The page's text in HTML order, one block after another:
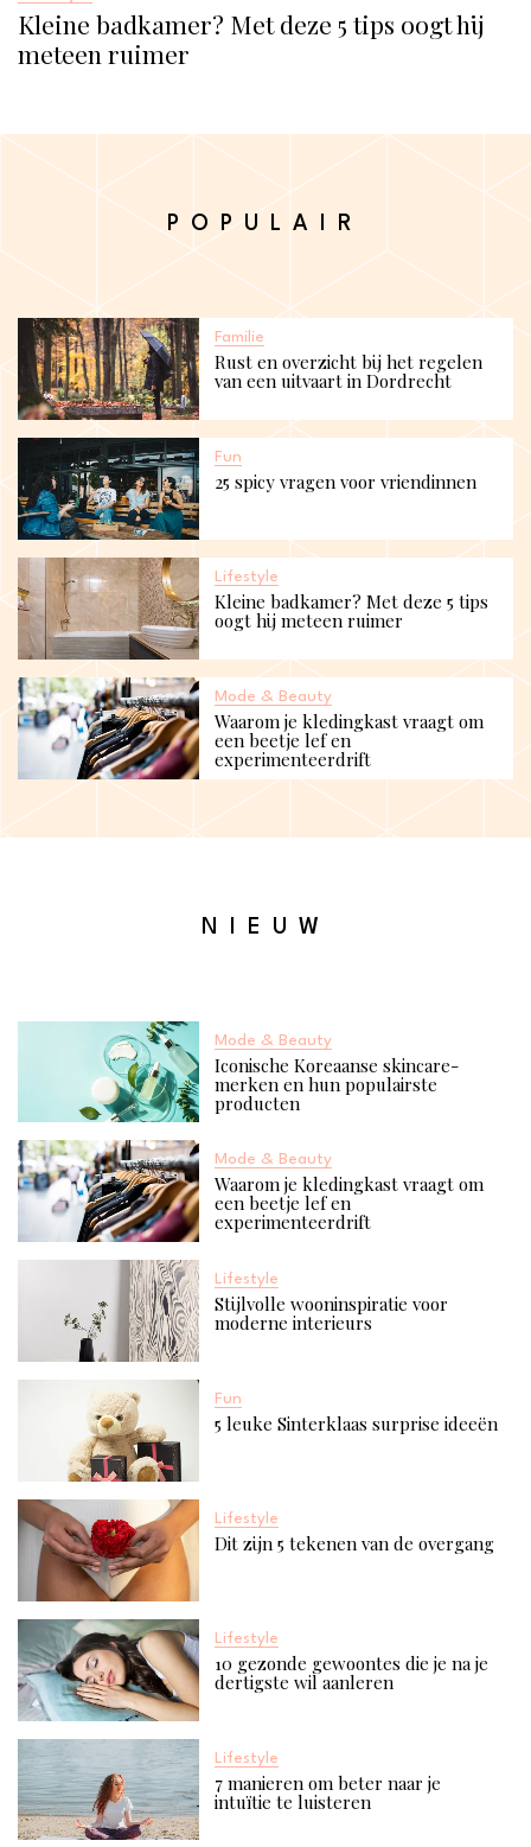
Kleine badkamer? Met deze 5 tips oogt hij
meteen ruimer
POPULAIR
Familie
Rust en overzicht bij het regelen
van een uitvaart in Dordrecht
Fun
25 spicy vragen voor vriendinnen​
Lifestyle
Kleine badkamer? Met deze 5 tips
oogt hij meteen ruimer
Mode & Beauty
Waarom je kledingkast vraagt om
een beetje lef en
experimenteerdrift
NIEUW
Mode & Beauty
Iconische Koreaanse skincare-
merken en hun populairste
producten
Mode & Beauty
Waarom je kledingkast vraagt om
een beetje lef en
experimenteerdrift
Lifestyle
Stijlvolle wooninspiratie voor
moderne interieurs
Fun
5 leuke Sinterklaas surprise ideeën
Lifestyle
Dit zijn 5 tekenen van de overgang
Lifestyle
10 gezonde gewoontes die je na je
dertigste wil aanleren
Lifestyle
7 manieren om beter naar je
intuïtie te luisteren